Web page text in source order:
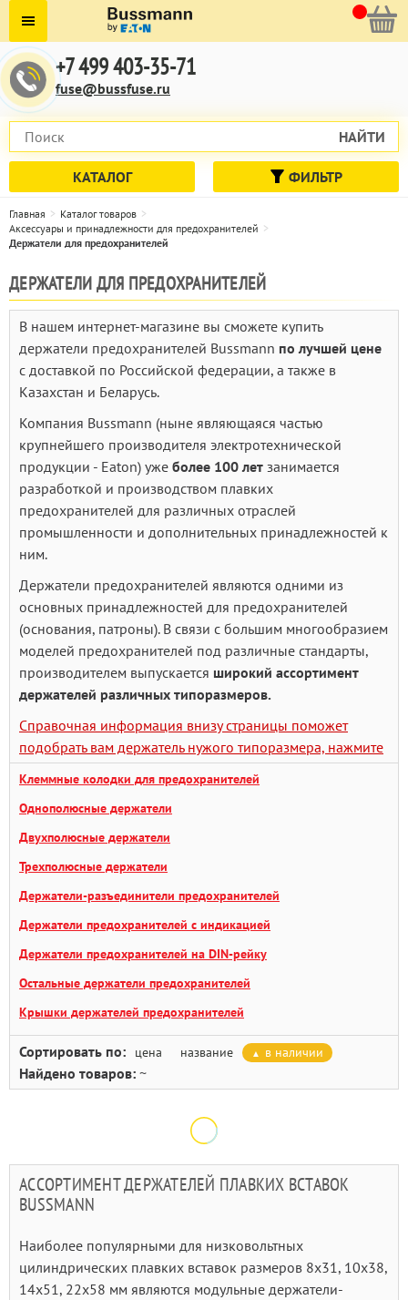
+7 499 403-35-71
fuse@bussfuse.ru
НАЙТИ
КАТАЛОГ ФИЛЬТР
Главная
Каталог товаров
Аксессуары и принадлежности для предохранителей
Держатели для предохранителей
ДЕРЖАТЕЛИ ДЛЯ ПРЕДОХРАНИТЕЛЕЙ
В нашем интернет-магазине вы сможете купить
держатели предохранителей Bussmann по лучшей цене
с доставкой по Российской федерации, а также в
Казахстан и Беларусь.
Компания Bussmann (ныне являющаяся частью
крупнейшего производителя электротехнической
продукции - Eaton) уже более 100 лет занимается
разработкой и производством плавких
предохранителей для различных отраслей
промышленности и дополнительных принадлежностей к
ним.
Держатели предохранителей являются одними из
основных принадлежностей для предохранителей
(основания, патроны). В связи с большим многообразием
моделей предохранителей под различные стандарты,
производителем выпускается широкий ассортимент
держателей различных типоразмеров.
Справочная информация внизу страницы поможет
подобрать вам держатель нужого типоразмера, нажмите
Клеммные колодки для предохранителей
Однополюсные держатели
Двухполюсные держатели
Трехполюсные держатели
Держатели-разъединители предохранителей
Держатели предохранителей с индикацией
Держатели предохранителей на DIN-рейку
Остальные держатели предохранителей
Крышки держателей предохранителей
Сортировать по: цена название в наличии
Найдено товаров: ~
АССОРТИМЕНТ ДЕРЖАТЕЛЕЙ ПЛАВКИХ ВСТАВОК
BUSSMANN
Наиболее популярными для низковольтных
цилиндрических плавких вставок размеров 8х31, 10х38,
14х51, 22х58 мм являются модульные держатели-